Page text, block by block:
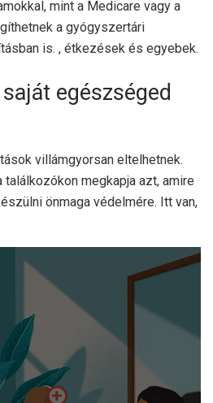
mint a Medicare vagy a
a gyógyszertári
is. , étkezések és egyebek.
egészséged
villámgyorsan eltelhetnek.
találkozókon megkapja azt, amire
önmaga védelmére. Itt van,